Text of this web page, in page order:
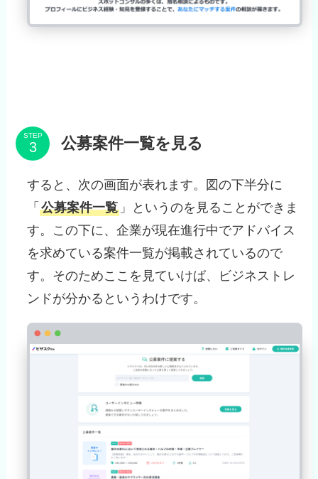
STEP 公募案件一覧を見る
すると、次の画面が表れます。図の下半分に
「公募案件一覧 」というのを見ることができま
す。この下に、企業が現在進行中でアドバイス
を求めている案件一覧が掲載されているので
す。そのためここを見ていけば、ビジネストレ
ンドが分かるというわけです。